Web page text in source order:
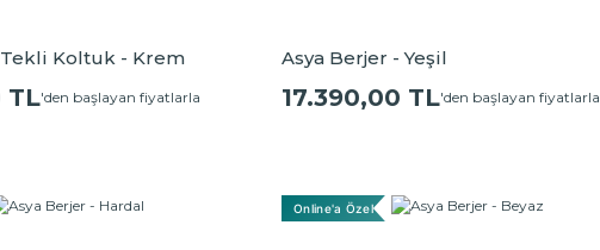
Koltuk - Krem
TL'den başlayan fiyatlarla
Asya Berjer - Yeşil
17.390,00 TL'den başlayan fiyatlarla
Online'a Özel